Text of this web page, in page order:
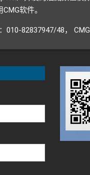
软件。
010-82837947/48，